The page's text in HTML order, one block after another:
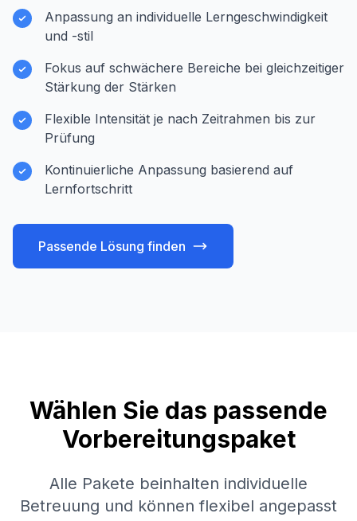
Anpassung an individuelle Lerngeschwindigkeit
und -stil
Fokus auf schwächere Bereiche bei gleichzeitiger
Stärkung der Stärken
Flexible Intensität je nach Zeitrahmen bis zur
Prüfung
Kontinuierliche Anpassung basierend auf
Lernfortschritt
Passende Lösung finden
Wählen Sie das passende
Vorbereitungspaket
Alle Pakete beinhalten individuelle
Betreuung und können flexibel angepasst